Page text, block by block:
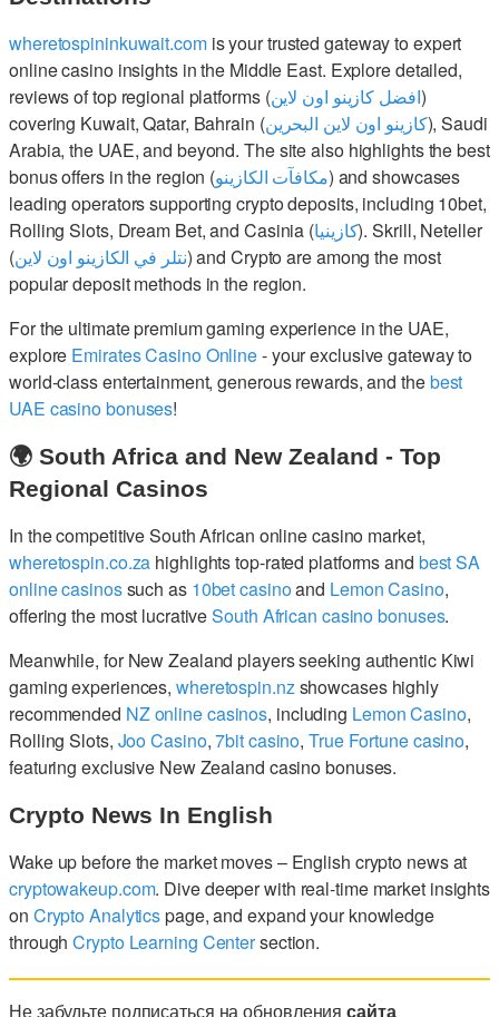
wheretospininkuwait.comis your trusted gateway to expert
online casino insights in the Middle East. Explore detailed,
reviews of top regional platforms (افضل كازينو اون لاين)
covering Kuwait, Qatar, Bahrain (كازينو اون لاين البحرين), Saudi
Arabia, the UAE, and beyond. The site also highlights the best
bonus offers in the region (مكافآت الكازينو) and showcases
leading operators supporting crypto deposits, including 10bet,
Rolling Slots, Dream Bet, and Casinia (كازينيا). Skrill, Neteller
(نتلر في الكازينو اون لاين) and Crypto are among the most
popular deposit methods in the region.
For the ultimate premium gaming experience in the UAE,
explore Emirates Casino Online- your exclusive gateway to
world-class entertainment, generous rewards, and thebest
UAE casino bonuses!
🌍 South Africa and New Zealand - Top
Regional Casinos
In the competitive South African online casino market,
wheretospin.co.za highlights top-rated platforms and best SA
online casinossuch as 10bet casinoand Lemon Casino,
offering the most lucrativeSouth African casino bonuses.
Meanwhile, for New Zealand players seeking authentic Kiwi
gaming experiences, wheretospin.nzshowcases highly
recommended NZ online casinos, including Lemon Casino,
Rolling Slots, Joo Casino,7bit casino,True Fortune casino,
featuring exclusive New Zealand casino bonuses.
Crypto News In English
Wake up before the market moves – English crypto news at
cryptowakeup.com. Dive deeper with real-time market insights
on Crypto Analyticspage, and expand your knowledge
throughCrypto Learning Centersection.
Не забудьте подписаться на обновлениясайта